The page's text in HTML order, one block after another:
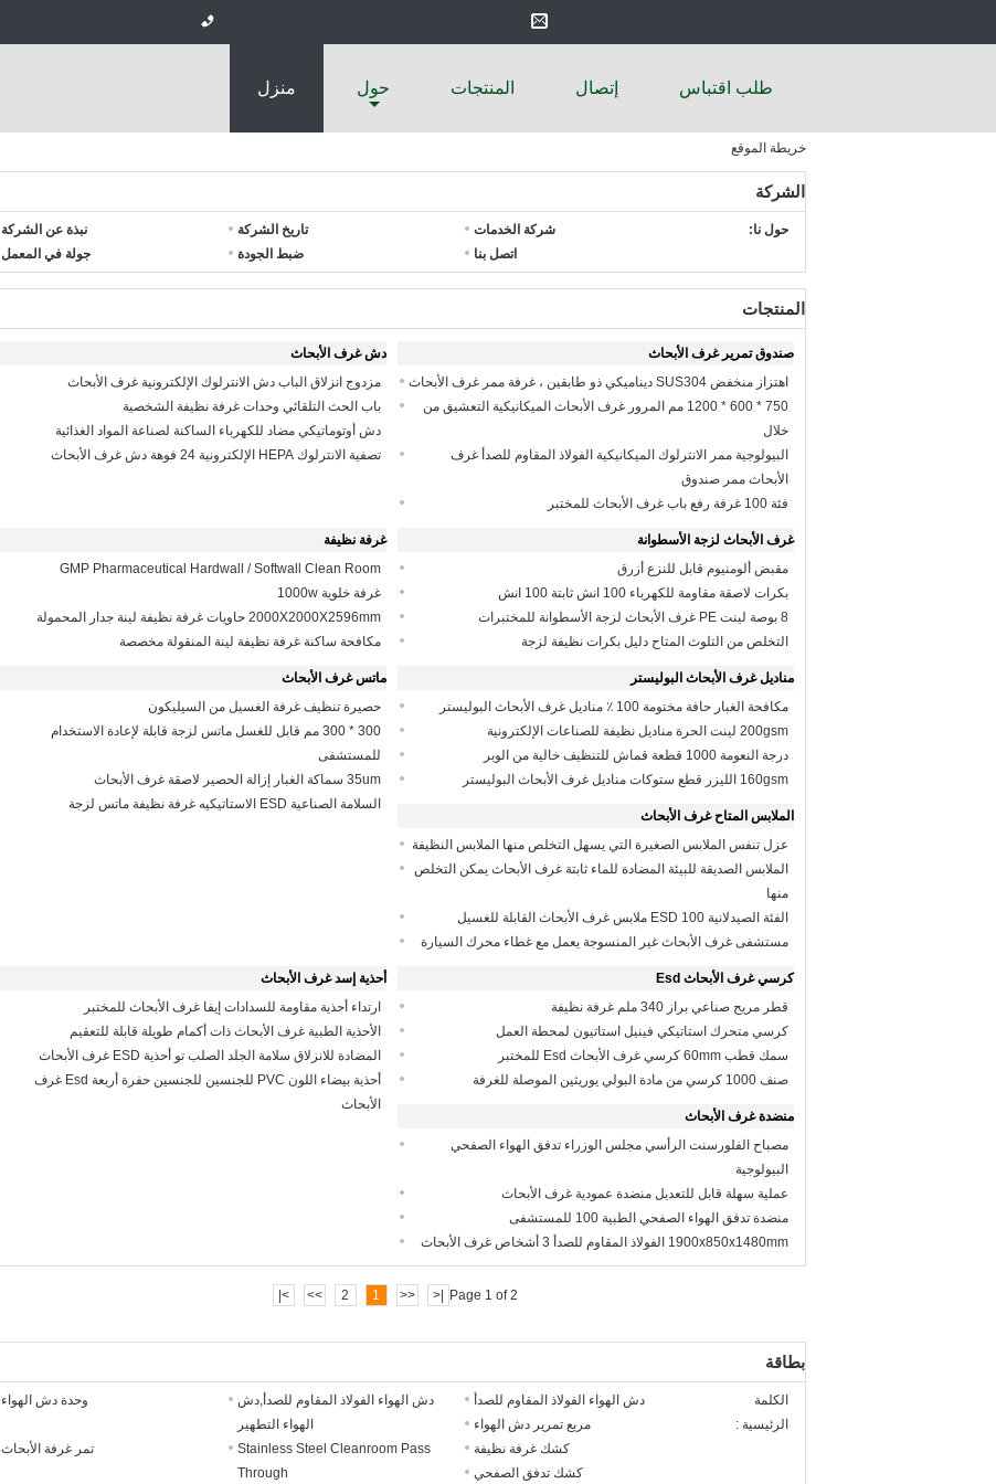
منزل حول المنتجات إتصال طلب اقتباس
خريطة الموقع
الشركة
حول نا: نبذة عن الشركة تاريخ الشركة
شركة الخدمات
جولة في المعمل
ضبط الجودة اتصل بنا
المنتجات
دش غرف الأبحاث
مزدوج انزلاق الباب دش الانترلوك الإلكترونية غرف الأبحاث
باب الحث التلقائي وحدات غرفة نظيفة الشخصية
دش أوتوماتيكي مضاد للكهرباء الساكنة لصناعة المواد الغذائية
تصفية الانترلوك HEPA الإلكترونية 24 فوهة دش غرف الأبحاث
صندوق تمرير غرف الأبحاث
اهتزاز منخفض SUS304 ديناميكي ذو طابقين ، غرفة ممر غرف الأبحاث
750 * 600 * 1200 مم المرور غرف الأبحاث الميكانيكية التعشيق من
خلال
البيولوجية ممر الانترلوك الميكانيكية الفولاذ المقاوم للصدأ غرف
الأبحاث ممر صندوق
فئة 100 غرفة رفع باب غرف الأبحاث للمختبر
غرفة نظيفة
GMP Pharmaceutical Hardwall / Softwall Clean Room
غرفة خلوية 1000w
2000X2000X2596mm حاويات غرفة نظيفة لينة جدار المحمولة
مكافحة ساكنة غرفة نظيفة لينة المنقولة مخصصة
غرف الأبحاث لزجة الأسطوانة
مقبض ألومنيوم قابل للنزع أزرق
بكرات لاصقة مقاومة للكهرباء 100 انش ثابتة 100 انش
8 بوصة لينت PE غرف الأبحاث لزجة الأسطوانة للمختبرات
التخلص من التلوث المتاح دليل بكرات نظيفة لزجة
ماتس غرف الأبحاث
حصيرة تنظيف غرفة الغسيل من السيليكون
300 * 300 مم قابل للغسل ماتس لزجة قابلة لإعادة الاستخدام
للمستشفى
35um سماكة الغبار إزالة الحصير لاصقة غرف الأبحاث
السلامة الصناعية ESD الاستاتيكيه غرفة نظيفة ماتس لزجة
مناديل غرف الأبحاث البوليستر
مكافحة الغبار حافة مختومة 100 ٪ مناديل غرف الأبحاث البوليستر
200gsm لينت الحرة مناديل نظيفة للصناعات الإلكترونية
درجة النعومة 1000 قطعة قماش للتنظيف خالية من الوبر
160gsm الليزر قطع ستوكات مناديل غرف الأبحاث البوليستر
الملابس المتاح غرف الأبحاث
عزل تنفس الملابس الصغيرة التي يسهل التخلص منها الملابس النظيفة
الملابس الصديقة للبيئة المضادة للماء ثابتة غرف الأبحاث يمكن التخلص
منها
الفئة الصيدلانية 100 ESD ملابس غرف الأبحاث القابلة للغسيل
مستشفى غرف الأبحاث غير المنسوجة يعمل مع غطاء محرك السيارة
أحذية إسد غرف الأبحاث
ارتداء أحذية مقاومة للسدادات إيفا غرف الأبحاث للمختبر
الأحذية الطبية غرف الأبحاث ذات أكمام طويلة قابلة للتعقيم
المضادة للانزلاق سلامة الجلد الصلب تو أحذية ESD غرف الأبحاث
أحذية بيضاء اللون PVC للجنسين للجنسين حفرة أربعة Esd غرف
الأبحاث
كرسي غرف الأبحاث Esd
قطر مريح صناعي براز 340 ملم غرفة نظيفة
كرسي متحرك استاتيكي فينيل استاتيون لمحطة العمل
سمك قطب 60mm كرسي غرف الأبحاث Esd للمختبر
صنف 1000 كرسي من مادة البولي يوريثين الموصلة للغرفة
منضدة غرف الأبحاث
مصباح الفلورسنت الرأسي مجلس الوزراء تدفق الهواء الصفحي
البيولوجية
عملية سهلة قابل للتعديل منضدة عمودية غرف الأبحاث
منضدة تدفق الهواء الصفحي الطبية 100 للمستشفى
1900x850x1480mm الفولاذ المقاوم للصدأ 3 أشخاص غرف الأبحاث
Page 1 of 2
|<
<<
1
2
>>
>|
بطاقة
الكلمة
الرئيسية :
وحدة دش الهواء
دش الهواء الفولاذ المقاوم للصدأ,دش
الهواء التطهير
دش الهواء الفولاذ المقاوم للصدأ
مربع تمرير دش الهواء
تمر غرفة الأبحاث
Stainless Steel Cleanroom Pass
Through
كشك غرفة نظيفة
كشك تدفق الصفحي